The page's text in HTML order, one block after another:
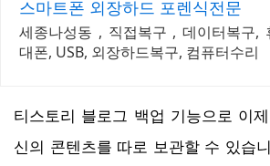
t
i
스마트폰 외장하드 포렌식전문
세종나성동 , 직접복구 , 데이터복구,
대폰, USB, 외장하드복구, 컴퓨터수리
티스토리 블로그 백업 기능으로 이
신의 콘텐츠를 따로 보관할 수 있습